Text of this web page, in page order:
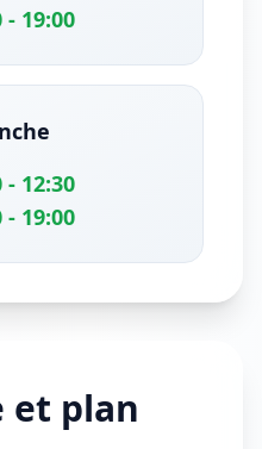
- 19:00
- 12:30
- 19:00
et plan